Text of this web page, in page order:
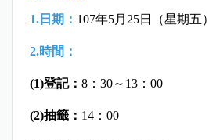
1.日期： 107年5月25日（星期五）
2.時間：
(1)登記： 8：30～13：00
(2)抽籤： 14：00